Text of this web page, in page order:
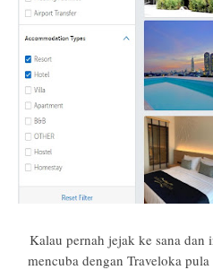
Kalau pernah jejak ke sana dan
mencuba dengan Traveloka